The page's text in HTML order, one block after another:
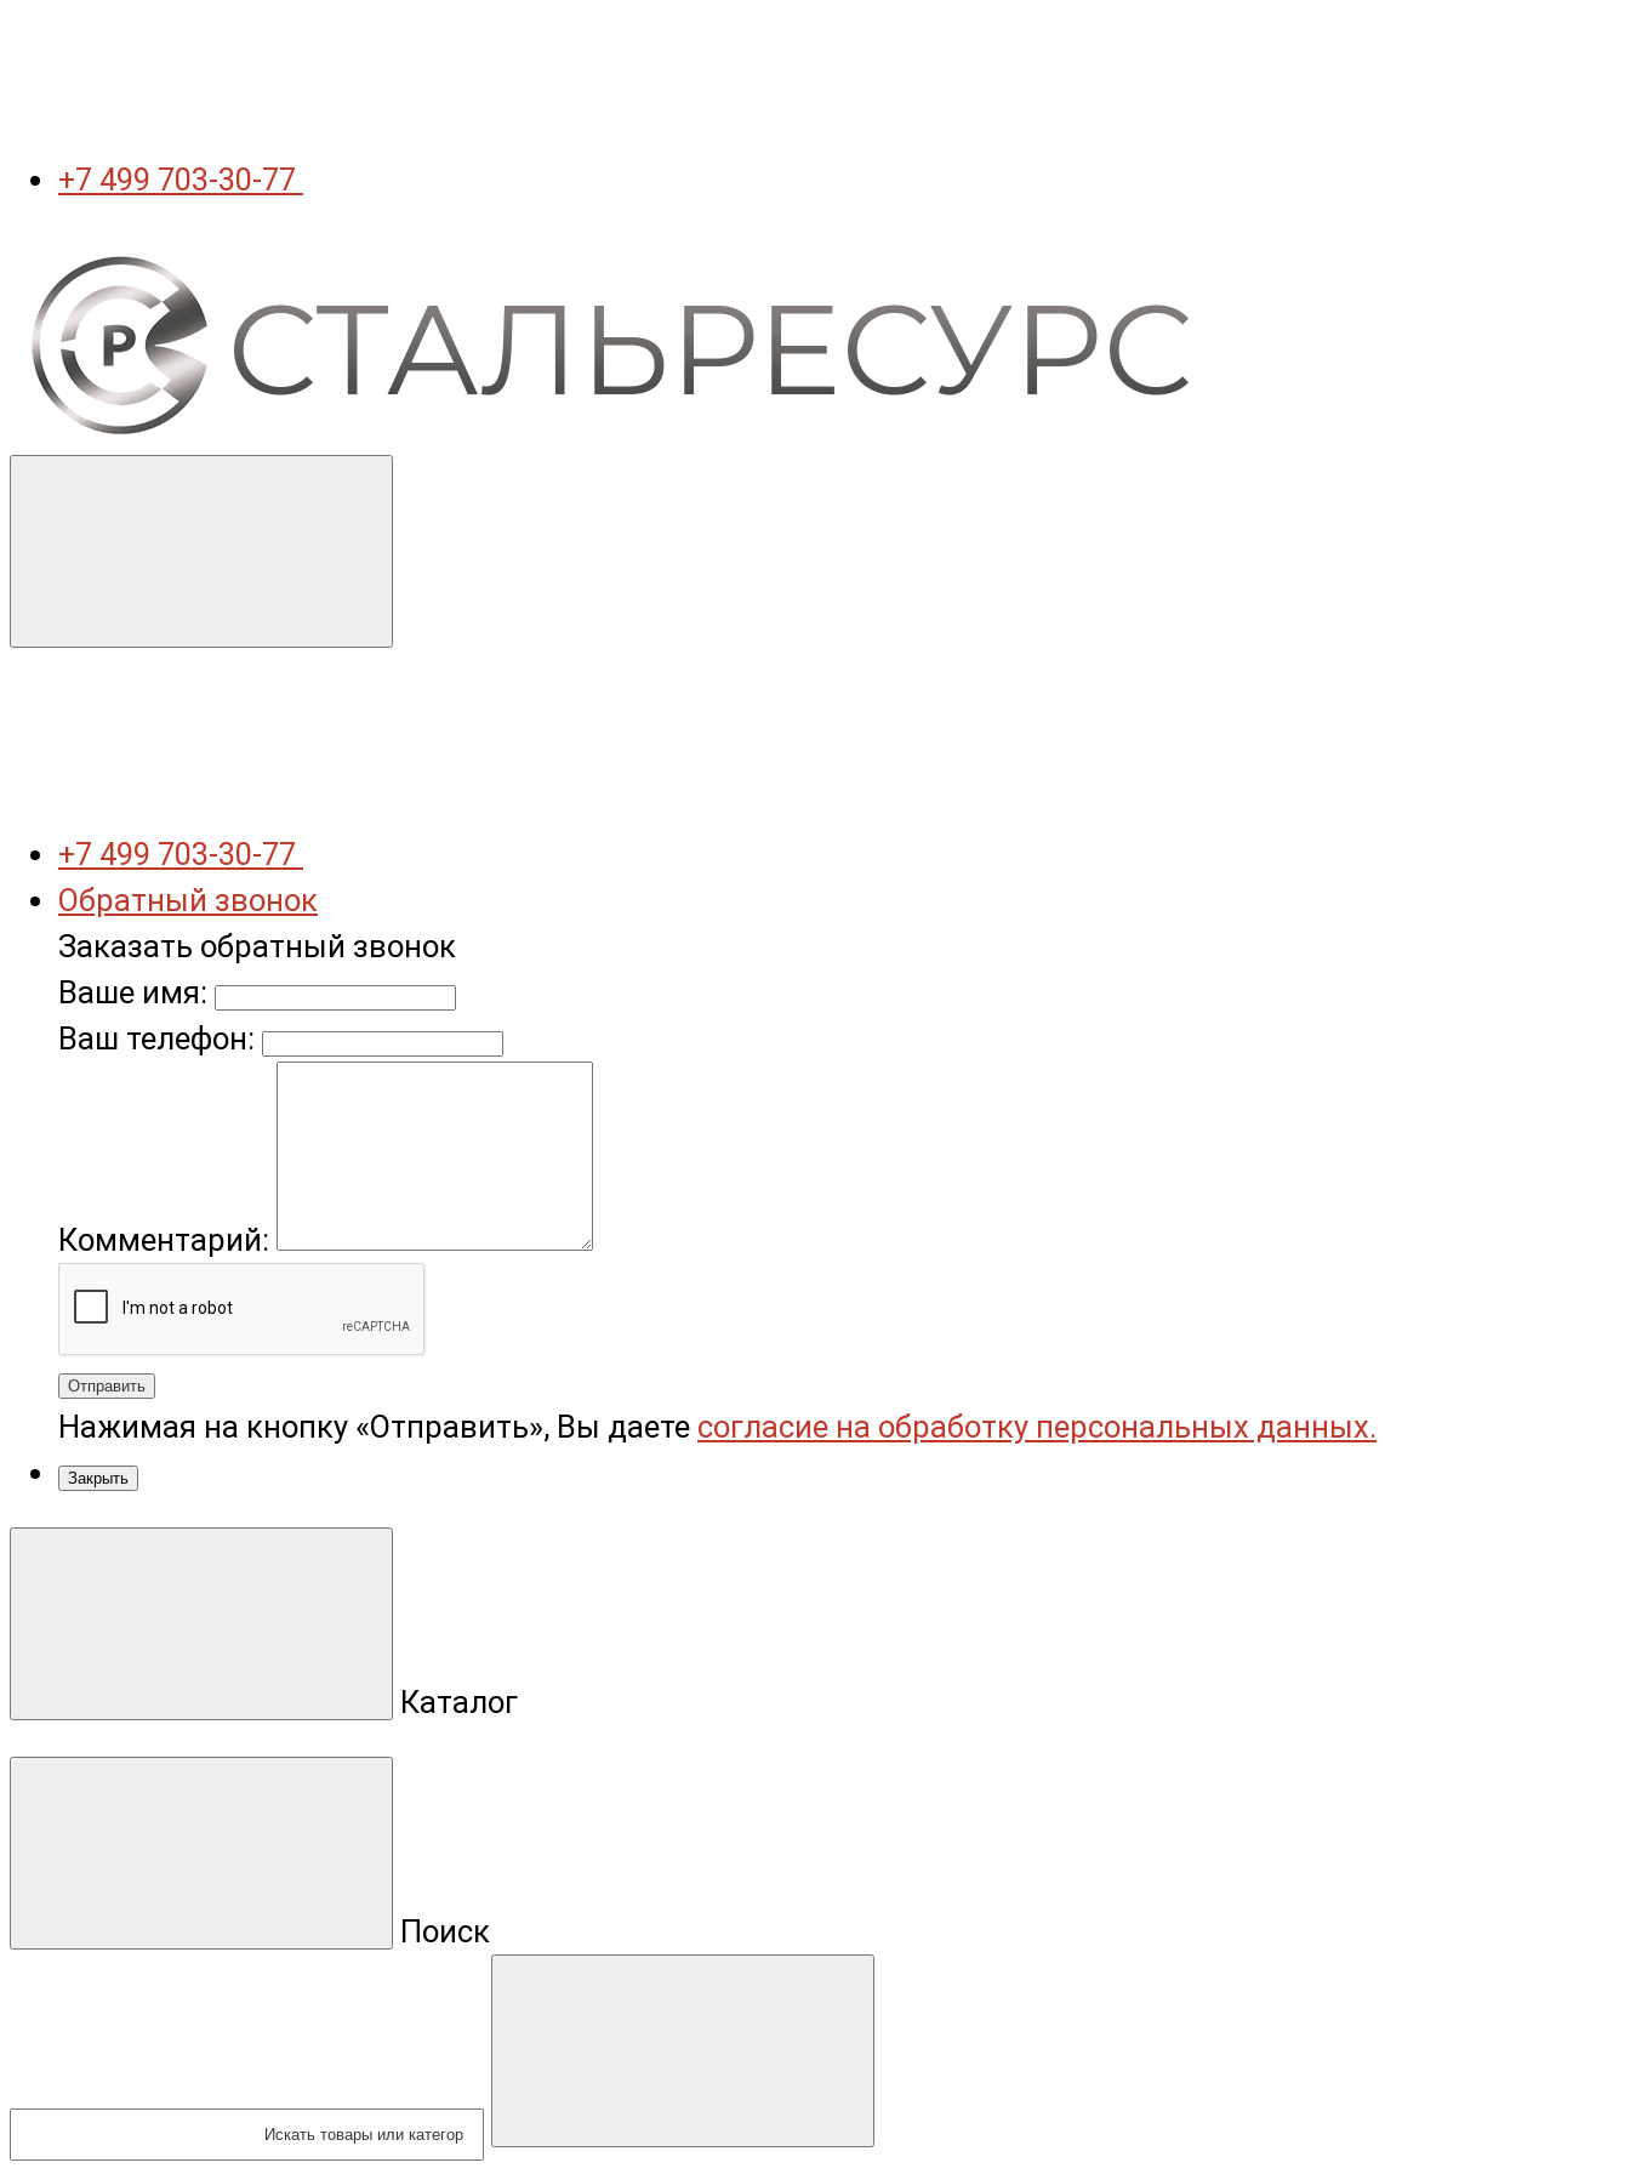
+7 499 703-30-77
+7 499 703-30-77
Обратный звонок
Заказать обратный звонок
Ваше имя:
Ваш телефон:
Комментарий:
Отправить
Нажимая на кнопку «Отправить», Вы даете согласие на обработку персональных данных.
Закрыть
Каталог
Поиск